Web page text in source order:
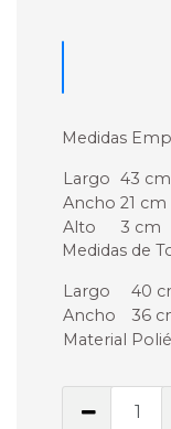
Medidas
Largo 43 cm
Ancho 21 cm
Alto
3 cm
Medidas de
Largo
40
Ancho
36
Material